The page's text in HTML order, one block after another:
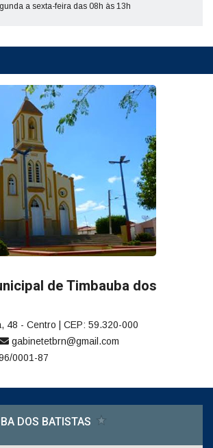
a sexta-feira das 08h às 13h
de Timbauba dos
48 - Centro | CEP: 59.320-000
gabinetetbrn@gmail.com
0001-87